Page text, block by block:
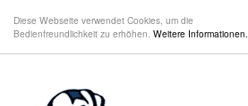
Diese Webseite verwendet Cookies, um die
Bedienfreundlichkeit zu erhöhen. Weitere Informationen.